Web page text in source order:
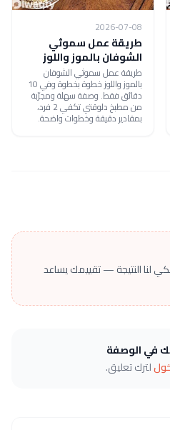
2026-07-08
طريقة عمل سموثي
الشوفان بالموز واللوز
طريقة عمل سموثي الشوفان
بالموز واللوز خطوة بخطوة وفي 10
دقائق فقط. وصفة سهلة ومجرّبة
من مطبخ دلوقتي تكفي 2 فرد،
بمقادير دقيقة وخطوات واضحة.
لنا النتيجة — تقييمك يساعد
في الوصفة
لترك تعليق.